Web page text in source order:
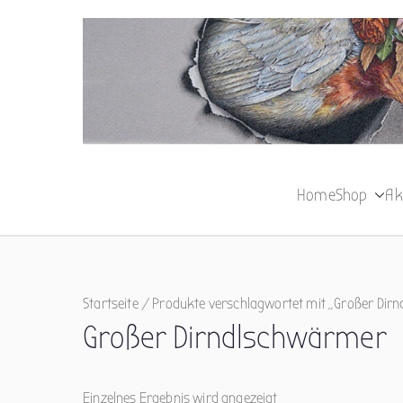
HomeShop
Startseite/ Produkte verschlagwortet mit „Großer
Großer Dirndlschwärmer
Einzelnes Ergebnis wird angezeigt